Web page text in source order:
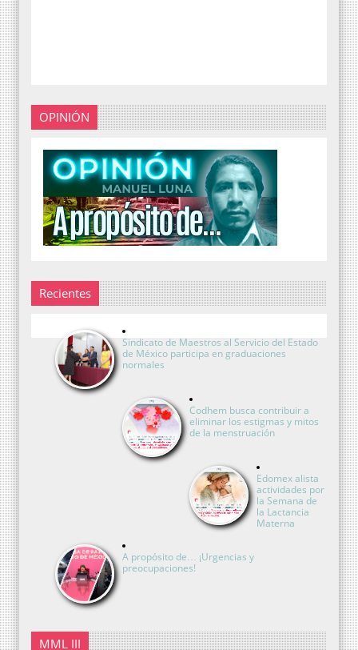
OPINIÓN
Recientes
Sindicato de Maestros al Servicio del Estado
de México participa en graduaciones
normales
Codhem busca contribuir a
eliminar los estigmas y mitos
de la menstruación
Edomex alista
actividades por
la Semana de
la Lactancia
Materna
A propósito de… ¡Urgencias y
preocupaciones!
MML III